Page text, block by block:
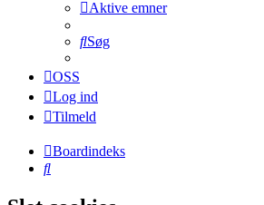
Aktive emner
Søg
OSS
Log ind
Tilmeld
Boardindeks
Søg